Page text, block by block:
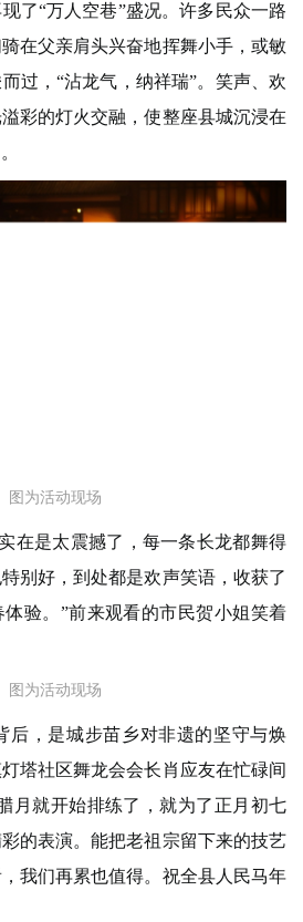
了“万人空巷”盛况。许多民众一路
在父亲肩头兴奋地挥舞小手，或敏
过，“沾龙气，纳祥瑞”。笑声、欢
彩的灯火交融，使整座县城沉浸在
图为活动现场
在是太震撼了，每一条长龙都舞得
别好，到处都是欢声笑语，收获了
验。”前来观看的市民贺小姐笑着
图为活动现场
后，是城步苗乡对非遗的坚守与焕
塔社区舞龙会会长肖应友在忙碌间
月就开始排练了，就为了正月初七
的表演。能把老祖宗留下来的技艺
我们再累也值得。祝全县人民马年